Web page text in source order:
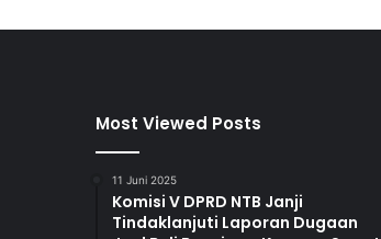
Most Viewed Posts
11 Juni 2025
Komisi V DPRD NTB Janji
Tindaklanjuti Laporan Dugaan